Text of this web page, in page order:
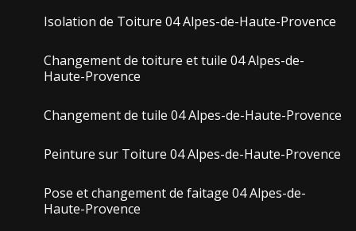
Isolation de Toiture 04 Alpes-de-Haute-Provence
Changement de toiture et tuile 04 Alpes-de-
Haute-Provence
Changement de tuile 04 Alpes-de-Haute-Provence
Peinture sur Toiture 04 Alpes-de-Haute-Provence
Pose et changement de faitage 04 Alpes-de-
Haute-Provence